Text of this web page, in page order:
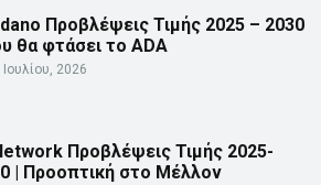
Προβλέψεις Τιμής 2025 – 2030
θα φτάσει το ADA
Ιουλίου, 2026
Προβλέψεις Τιμής 2025-
| Προοπτική στο Μέλλον